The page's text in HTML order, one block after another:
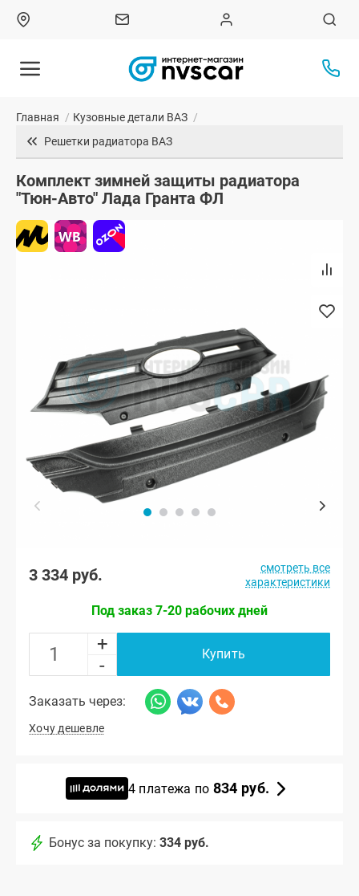
Главная / Кузовные детали ВАЗ /
Решетки радиатора ВАЗ
Комплект зимней защиты радиатора
"Тюн-Авто" Лада Гранта ФЛ
3 334 руб.
смотреть все
характеристики
Под заказ 7-20 рабочих дней
+
-
Купить
Заказать через:
Хочу дешевле
4 платежа по 834 руб.
Бонус за покупку: 334 руб.